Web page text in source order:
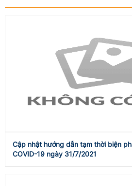
Cập nhật hướng dẫn tạm thời biện
COVID-19 ngày 31/7/2021